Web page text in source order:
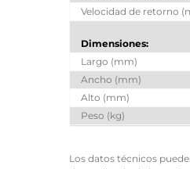
Velocidad de retorno
Dimensiones:
Largo (mm)
Ancho (mm)
Alto (mm)
Peso (kg)
Los datos técnicos